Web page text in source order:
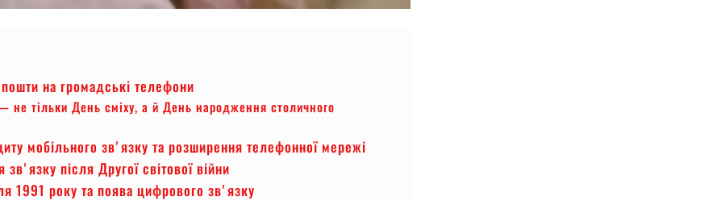
на громадські телефони
не тільки День сміху, а й День народження столичного
мобільного звʼязку та розширення телефонної мережі
після Другої світової війни
1991 року та поява цифрового звʼязку